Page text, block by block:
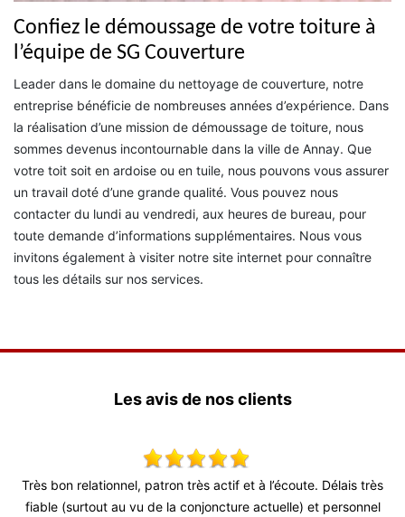
Confiez le démoussage de votre toiture à
l’équipe de SG Couverture
Leader dans le domaine du nettoyage de couverture, notre
entreprise bénéficie de nombreuses années d’expérience. Dans
la réalisation d’une mission de démoussage de toiture, nous
sommes devenus incontournable dans la ville de Annay. Que
votre toit soit en ardoise ou en tuile, nous pouvons vous assurer
un travail doté d’une grande qualité. Vous pouvez nous
contacter du lundi au vendredi, aux heures de bureau, pour
toute demande d’informations supplémentaires. Nous vous
invitons également à visiter notre site internet pour connaître
tous les détails sur nos services.
Les avis de nos clients
bon relationnel, patron très actif et à l’écoute. Délais très
(surtout au vu de la conjoncture actuelle) et personnel
Tres
délais